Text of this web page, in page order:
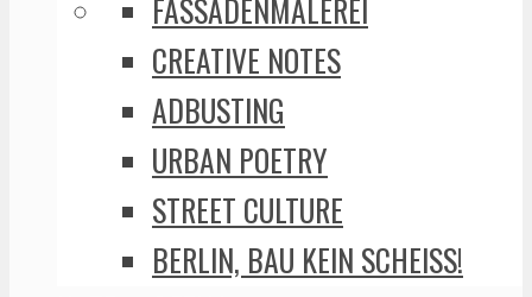
CREATIVE NOTES
ADBUSTING
URBAN POETRY
STREET CULTURE
BERLIN, BAU KEIN SCHEISS!